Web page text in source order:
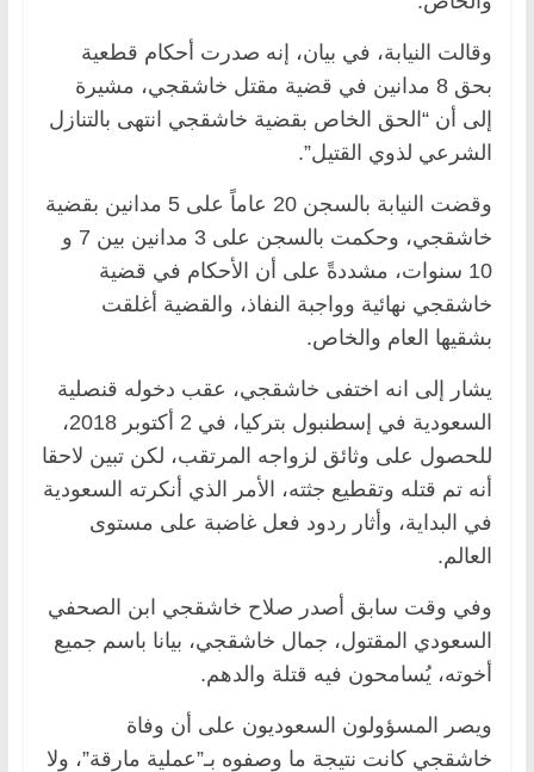
وقالت النيابة، في بيان، إنه صدرت أحكام قطعية
بحق 8 مدانين في قضية مقتل خاشقجي، مشيرة
إلى أن “الحق الخاص بقضية خاشقجي انتهى بالتنازل
الشرعي لذوي القتيل”.
وقضت النيابة بالسجن 20 عاماً على 5 مدانين بقضية
خاشقجي، وحكمت بالسجن على 3 مدانين بين 7 و
10 سنوات، مشددةً على أن الأحكام في قضية
خاشقجي نهائية وواجبة النفاذ، والقضية أغلقت
بشقيها العام والخاص.
يشار إلى انه اختفى خاشقجي، عقب دخوله قنصلية
السعودية في إسطنبول بتركيا، في 2 أكتوبر 2018،
للحصول على وثائق لزواجه المرتقب، لكن تبين لاحقا
أنه تم قتله وتقطيع جثته، الأمر الذي أنكرته السعودية
في البداية، وأثار ردود فعل غاضبة على مستوى
العالم.
وفي وقت سابق أصدر صلاح خاشقجي ابن الصحفي
السعودي المقتول، جمال خاشقجي، بيانا باسم جميع
أخوته، يُسامحون فيه قتلة والدهم.
ويصر المسؤولون السعوديون على أن وفاة
خاشقجي كانت نتيجة ما وصفوه بـ”عملية مارقة”، ولا